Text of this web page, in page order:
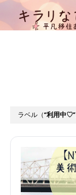
ラベル（ 利用中♡